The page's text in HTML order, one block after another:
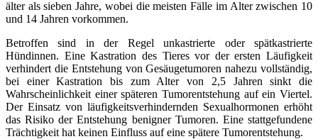
älter als sieben Jahre, wobei die meisten Fälle im Alter zwischen 10
und 14 Jahren vorkommen.
Betroffen sind in der Regel unkastrierte oder spätkastrierte
Hündinnen. Eine Kastration des Tieres vor der ersten Läufigkeit
verhindert die Entstehung von Gesäugetumoren nahezu vollständig,
bei einer Kastration bis zum Alter von 2,5 Jahren sinkt die
Wahrscheinlichkeit einer späteren Tumorentstehung auf ein Viertel.
Der Einsatz von läufigkeitsverhindernden Sexualhormonen erhöht
das Risiko der Entstehung benigner Tumoren. Eine stattgefundene
Trächtigkeit hat keinen Einfluss auf eine spätere Tumorentstehung.